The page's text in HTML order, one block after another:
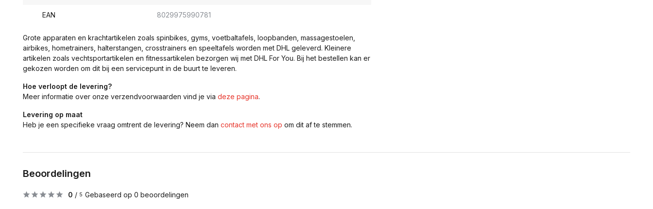
EAN 8029975990781
Grote apparaten en krachtartikelen zoals spinbikes, gyms, voetbaltafels, loopbanden, massagestoelen,
airbikes, hometrainers, halterstangen, crosstrainers en speeltafels worden met DHL geleverd. Kleinere
artikelen zoals vechtsportartikelen en fitnessartikelen bezorgen wij met DHL For You. Bij het bestellen kan er
gekozen worden om dit bij een servicepunt in de buurt te leveren.
Hoe verloopt de levering?
Meer informatie over onze verzendvoorwaarden vind je via deze pagina.
Levering op maat
Heb je een specifieke vraag omtrent de levering? Neem dan contact met ons op om dit af te stemmen.
Beoordelingen
0 / 5 Gebaseerd op 0 beoordelingen